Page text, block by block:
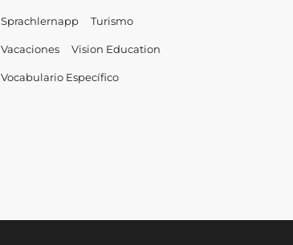
Sprachlernapp Turismo
Vacaciones Vision Education
Vocabulario Específico